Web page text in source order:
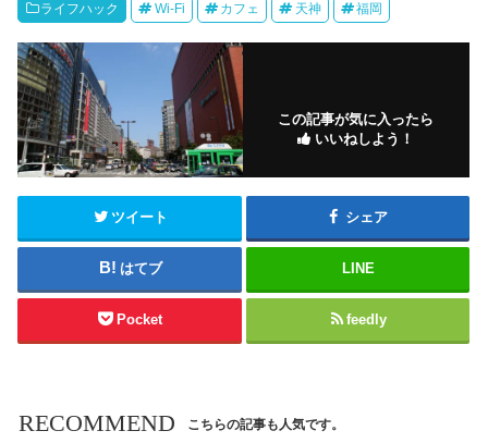
ライフハック Wi-Fi カフェ 天神 福岡
この記事が気に入ったら
いいねしよう！
ツイート シェア
はてブ LINE
Pocket feedly
RECOMMEND こちらの記事も人気です。